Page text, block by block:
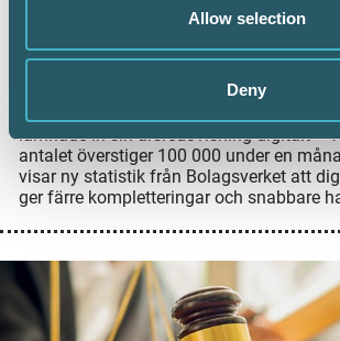
Allow selection
Deny
6 juli 2026
Digital inlämning av årsredovisningar
lämnade in sin årsredovisning digitalt –
antalet överstiger 100 000 under en
visar ny statistik från Bolagsverket att
ger färre kompletteringar och snabbare